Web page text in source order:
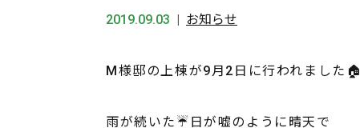
2019.09.03 お知らせ
M様邸の上棟が9月2日に行われました🏠
雨が続いた☔️日が嘘のように晴天で